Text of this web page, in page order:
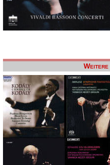
Weitere